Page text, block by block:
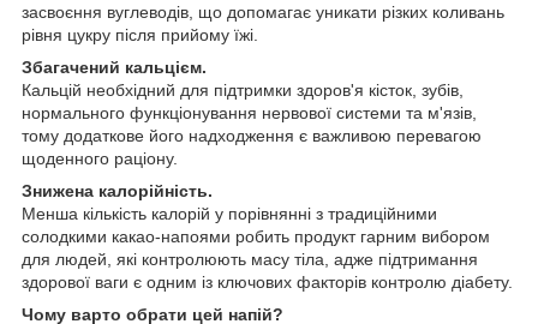
засвоєння вуглеводів, що допомагає уникати різких коливань
рівня цукру після прийому їжі.
Збагачений кальцієм.
Кальцій необхідний для підтримки здоров'я кісток, зубів,
нормального функціонування нервової системи та м'язів,
тому додаткове його надходження є важливою перевагою
щоденного раціону.
Знижена калорійність.
Менша кількість калорій у порівнянні з традиційними
солодкими какао-напоями робить продукт гарним вибором
для людей, які контролюють масу тіла, адже підтримання
здорової ваги є одним із ключових факторів контролю діабету.
Чому варто обрати цей напій?